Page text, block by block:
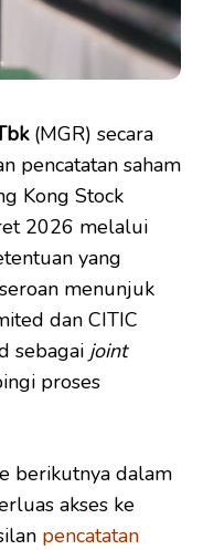
(MGR) secara
pencatatan saham
Kong Stock
2026 melalui
yang
menunjuk
dan CITIC
sebagai joint
proses
berikutnya dalam
akses ke
pencatatan